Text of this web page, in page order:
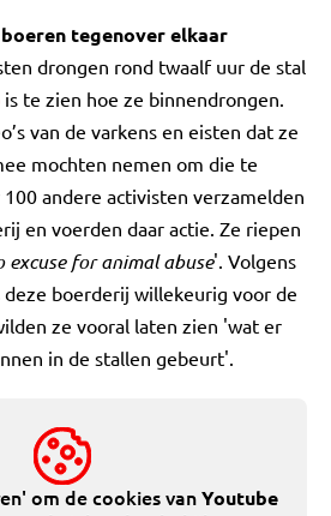
tegenover elkaar
drongen rond twaalf uur de stal
is te zien hoe ze binnendrongen.
van de varkens en eisten dat ze
mochten nemen om die te
andere activisten verzamelden
en voerden daar actie. Ze riepen
excuse for animal abuse'. Volgens
boerderij willekeurig voor de
ze vooral laten zien 'wat er
in de stallen gebeurt'.
om de cookies vanYoutube